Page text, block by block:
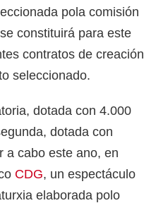
pola comisión
constituirá para este
contratos de creación
seleccionado.
dotada con 4.000
dotada con
a cabo este ano, en
CDG, un espectáculo
elaborada polo